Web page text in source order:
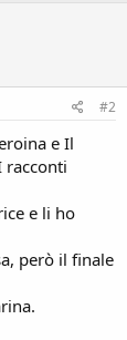
#2
e Il
racconti
e li ho
però il finale